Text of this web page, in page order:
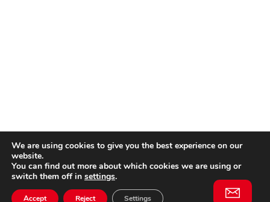
We are using cookies to give you the best experience on our
website.
You can find out more about which cookies we are using or
switch them off in settings.
Accept Reject Settings